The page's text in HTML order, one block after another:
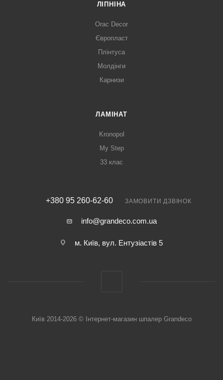
ЛІПНІНА
Orac Decor
Європласт
Плінтуса
Молдінги
Карнизи
ЛАМІНАТ
Kronopol
My Step
33 клас
+380 95 260-62-60 ЗАМОВИТИ ДЗВІНОК
info@grandeco.com.ua
м. Київ, вул. Ентузіастів 5
Київ 2014-2026 © Інтернет-магазин шпалер Grandeco